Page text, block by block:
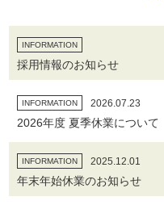
INFORMATION
採用情報のお知らせ
INFORMATION 2026.07.23
2026年度 夏季休業について
INFORMATION 2025.12.01
年末年始休業のお知らせ